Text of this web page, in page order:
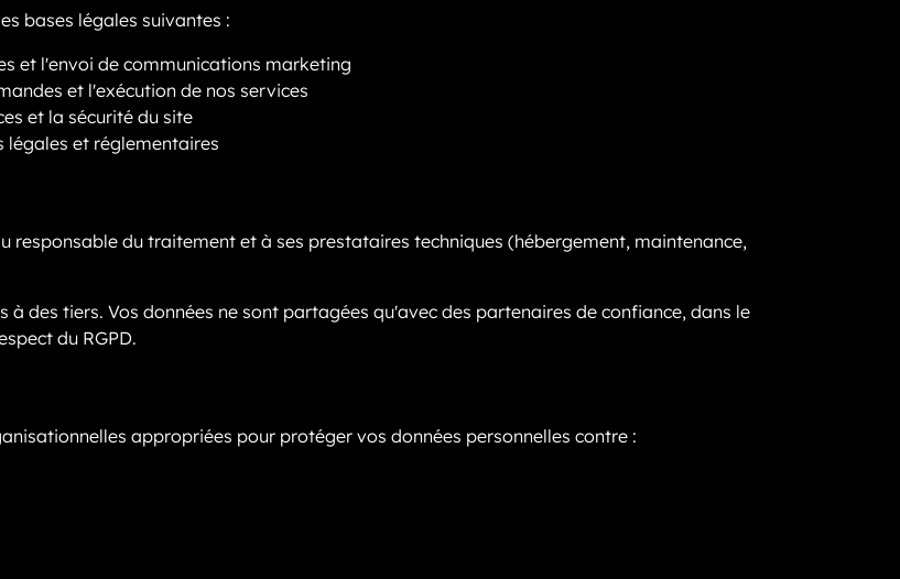
bases légales suivantes :
et l'envoi de communications marketing
et l'exécution de nos services
et la sécurité du site
légales et réglementaires
responsable du traitement et à ses prestataires techniques (hébergement, maintenance,
à des tiers. Vos données ne sont partagées qu'avec des partenaires de confiance, dans le
du RGPD.
appropriées pour protéger vos données personnelles contre :